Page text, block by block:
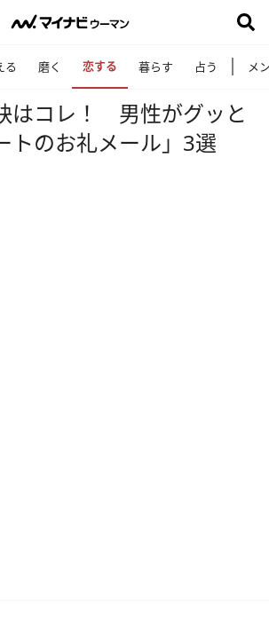
る 磨く 恋する 暮らす 占う メ
はコレ！ 男性がグッと
トのお礼メール」3選